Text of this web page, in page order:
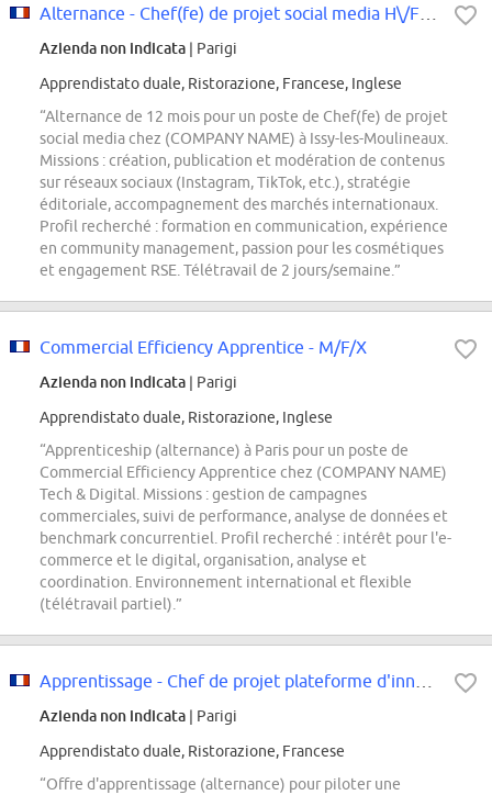
Azienda non indicata | Parigi
Apprendistato duale, Ristorazione, Francese, Inglese
“Alternance de 12 mois pour un poste de Chef(fe) de projet
social media chez (COMPANY NAME) à Issy-les-Moulineaux.
Missions : création, publication et modération de contenus
sur réseaux sociaux (Instagram, TikTok, etc.), stratégie
éditoriale, accompagnement des marchés internationaux.
Profil recherché : formation en communication, expérience
en community management, passion pour les cosmétiques
et engagement RSE. Télétravail de 2 jours/semaine.”
Commercial Efficiency Apprentice - M/F/X
Azienda non indicata | Parigi
Apprendistato duale, Ristorazione, Inglese
“Apprenticeship (alternance) à Paris pour un poste de
Commercial Efficiency Apprentice chez (COMPANY NAME)
Tech & Digital. Missions : gestion de campagnes
commerciales, suivi de performance, analyse de données et
benchmark concurrentiel. Profil recherché : intérêt pour l'e-
commerce et le digital, organisation, analyse et
coordination. Environnement international et flexible
(télétravail partiel).”
Azienda non indicata | Parigi
Apprendistato duale, Ristorazione, Francese
“Offre d'apprentissage (alternance) pour piloter une